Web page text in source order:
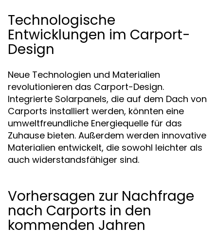
Technologische
Entwicklungen im Carport-
Design
Neue Technologien und Materialien
revolutionieren das Carport-Design.
Integrierte Solarpanels, die auf dem Dach von
Carports installiert werden, könnten eine
umweltfreundliche Energiequelle für das
Zuhause bieten. Außerdem werden innovative
Materialien entwickelt, die sowohl leichter als
auch widerstandsfähiger sind.
Vorhersagen zur Nachfrage
nach Carports in den
kommenden Jahren